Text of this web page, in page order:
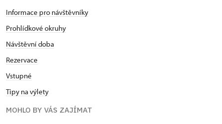
Informace pro návštěvníky
Prohlídkové okruhy
Návštěvní doba
Rezervace
Vstupné
Tipy na výlety
MOHLO BY VÁS ZAJÍMAT